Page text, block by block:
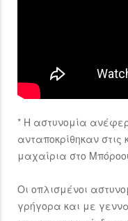
* Η αστυνομία
ανταποκρίθηκαν στις
μαχαίρια στο
Οι οπλισμένοι
γρήγορα και με